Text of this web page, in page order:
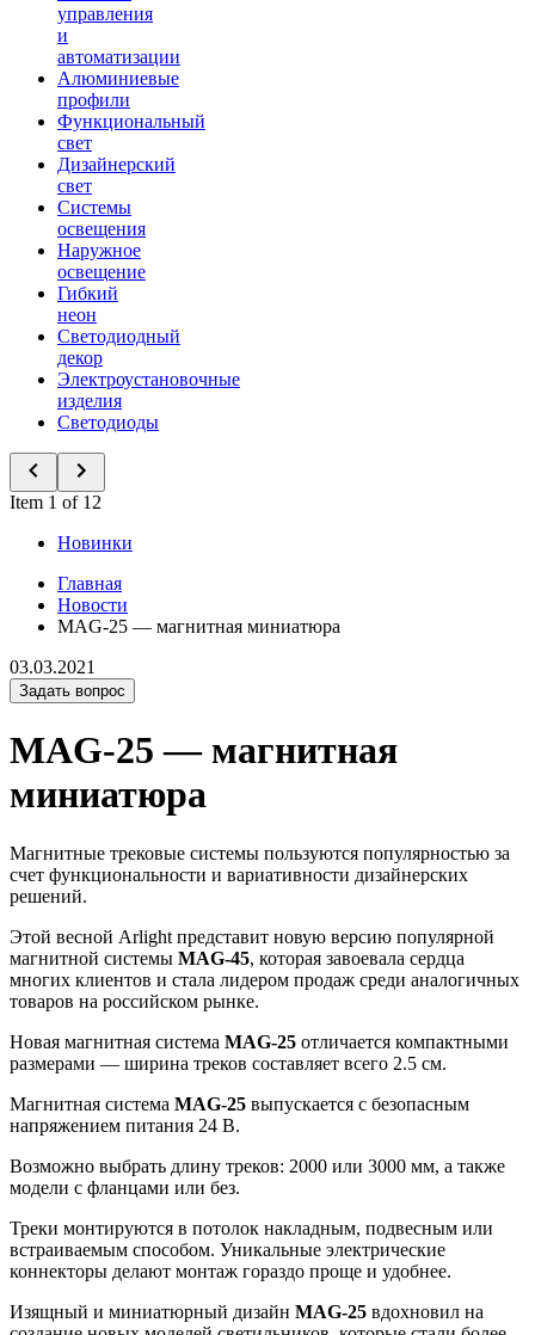
управления
и
автоматизации
Алюминиевые
профили
Функциональный
свет
Дизайнерский
свет
Системы
освещения
Наружное
освещение
Гибкий
неон
Светодиодный
декор
Электроустановочные
изделия
Светодиоды
Item 1 of 12
Новинки
Главная
Новости
MAG-25 — магнитная миниатюра
03.03.2021
Задать вопрос
MAG-25 — магнитная
миниатюра
Магнитные трековые системы пользуются популярностью за
счет функциональности и вариативности дизайнерских
решений.
Этой весной Arlight представит новую версию популярной
магнитной системы MAG-45, которая завоевала сердца
многих клиентов и стала лидером продаж среди аналогичных
товаров на российском рынке.
Новая магнитная система MAG-25 отличается компактными
размерами — ширина треков составляет всего 2.5 см.
Магнитная система MAG-25 выпускается с безопасным
напряжением питания 24 В.
Возможно выбрать длину треков: 2000 или 3000 мм, а также
модели с фланцами или без.
Треки монтируются в потолок накладным, подвесным или
встраиваемым способом. Уникальные электрические
коннекторы делают монтаж гораздо проще и удобнее.
Изящный и миниатюрный дизайн MAG-25 вдохновил на